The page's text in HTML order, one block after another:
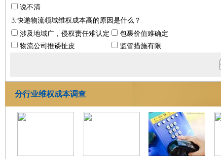
说不清
3.快递物流领域维权成本高的原因是什么？
涉及地域广，侵权责任难认定
包裹价值难确定
物流公司推诿扯皮
监管措施有限
分行业维权成本调查